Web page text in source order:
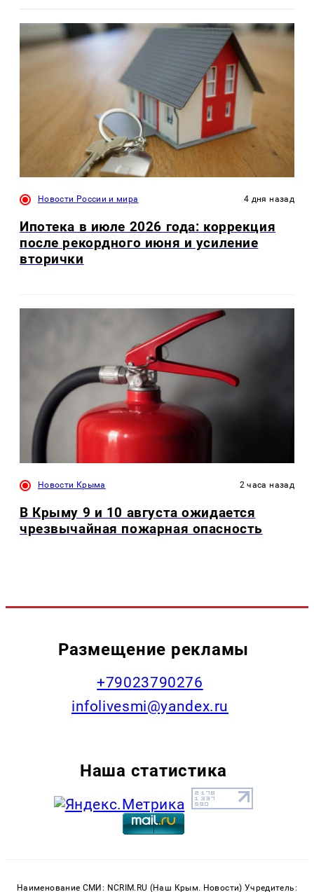
Новости России и мира 4 дня назад
Ипотека в июле 2026 года: коррекция
после рекордного июня и усиление
вторички
Новости Крыма 2 часа назад
В Крыму 9 и 10 августа ожидается
чрезвычайная пожарная опасность
Размещение рекламы
+79023790276
infolivesmi@yandex.ru
Наша статистика
Наименование СМИ: NCRIM.RU (Наш Крым. Новости) Учредитель: